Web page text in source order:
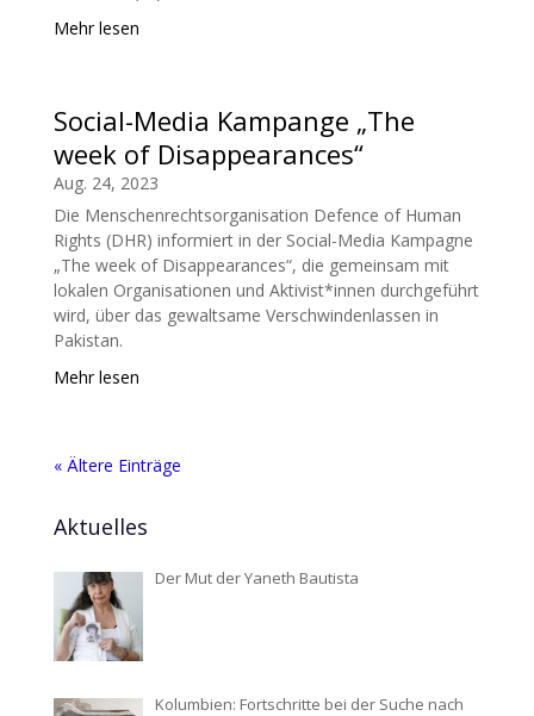
Mehr lesen
Social-Media Kampange „The
week of Disappearances“
Aug. 24, 2023
Die Menschenrechtsorganisation Defence of Human
Rights (DHR) informiert in der Social-Media Kampagne
„The week of Disappearances“, die gemeinsam mit
lokalen Organisationen und Aktivist*innen durchgeführt
wird, über das gewaltsame Verschwindenlassen in
Pakistan.
Mehr lesen
« Ältere Einträge
Aktuelles
Der Mut der Yaneth Bautista
Kolumbien: Fortschritte bei der Suche nach